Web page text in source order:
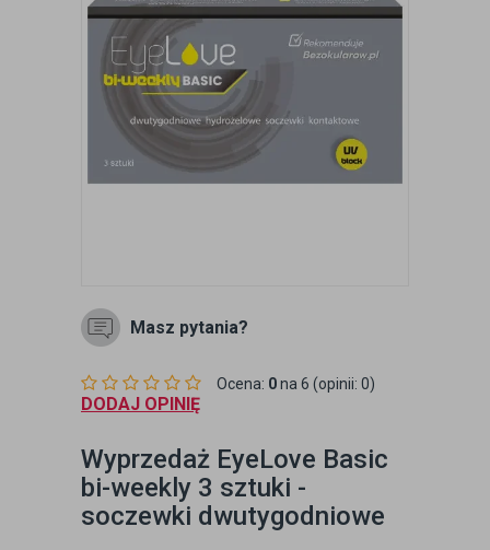
Masz pytania?
Ocena: 0na 6 (opinii: 0)
DODAJ OPINIĘ
Wyprzedaż EyeLove Basic
bi-weekly 3 sztuki -
soczewki dwutygodniowe